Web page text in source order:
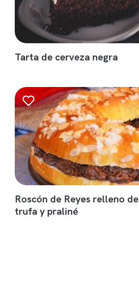
Tarta de cerveza negra
Roscón de Reyes relleno de
trufa y praliné